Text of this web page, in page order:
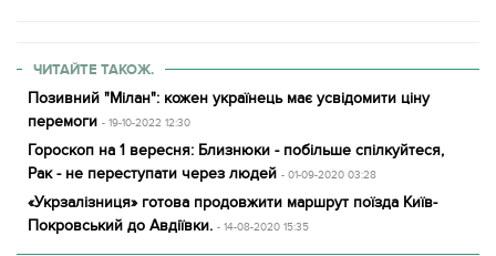
ЧИТАЙТЕ ТАКОЖ.
Позивний "Мілан": кожен українець має усвідомити ціну
перемоги - 19-10-2022 12:30
Гороскоп на 1 вересня: Близнюки - побільше спілкуйтеся,
Рак - не переступати через людей - 01-09-2020 03:28
«Укрзалізниця» готова продовжити маршрут поїзда Київ-
Покровський до Авдіївки. - 14-08-2020 15:35